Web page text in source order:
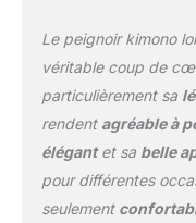
Le peignoir kimono
véritable coup de
particulièrement sa
rendent agréable à
élégantet sa belle
pour différentes
seulement